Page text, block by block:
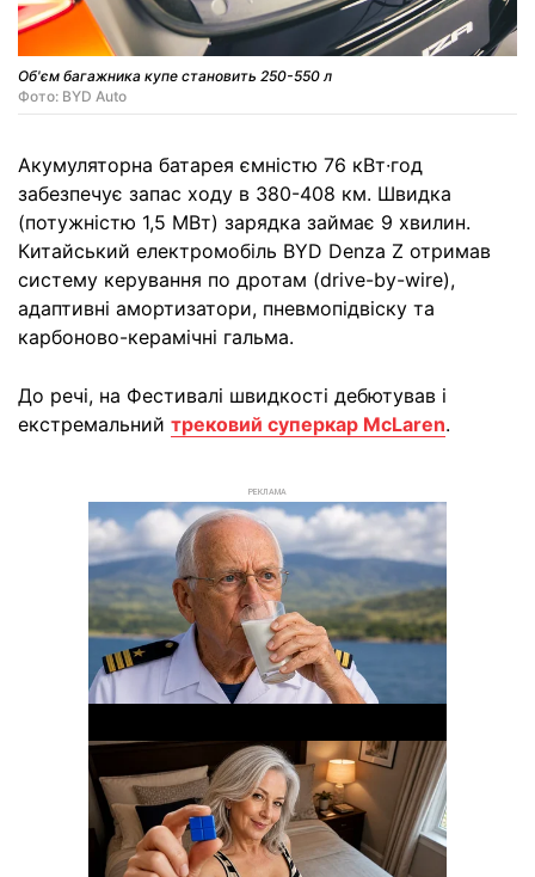
Об'єм багажника купе становить 250-550 л
Фото: BYD Auto
Акумуляторна батарея ємністю 76 кВт∙год
забезпечує запас ходу в 380-408 км. Швидка
(потужністю 1,5 МВт) зарядка займає 9 хвилин.
Китайський електромобіль BYD Denza Z отримав
систему керування по дротам (drive-by-wire),
адаптивні амортизатори, пневмопідвіску та
карбоново-керамічні гальма.
До речі, на Фестивалі швидкості дебютував і
екстремальний трековий суперкар McLaren.
РЕКЛАМА